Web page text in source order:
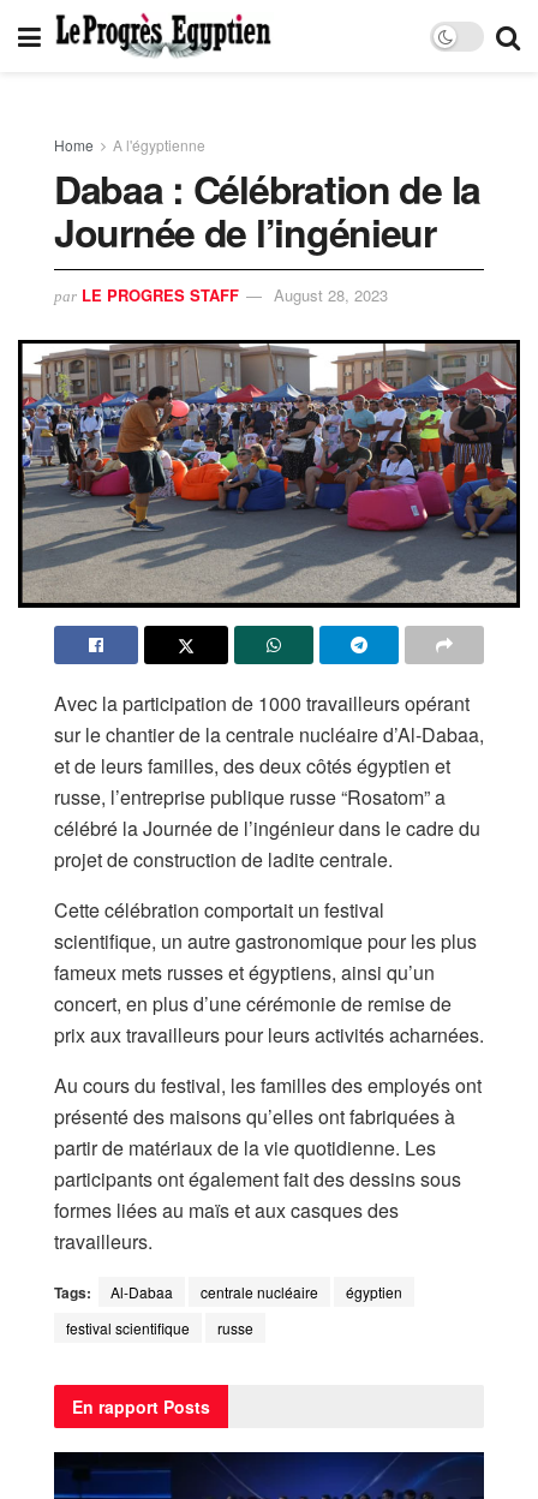
Home A l'égyptienne
Dabaa : Célébration de la
Journée de l’ingénieur
par LE PROGRES STAFF August 28, 2023
Avec la participation de 1000 travailleurs opérant
sur le chantier de la centrale nucléaire d’Al-Dabaa,
et de leurs familles, des deux côtés égyptien et
russe, l’entreprise publique russe “Rosatom” a
célébré la Journée de l’ingénieur dans le cadre du
projet de construction de ladite centrale.
Cette célébration comportait un festival
scientifique, un autre gastronomique pour les plus
fameux mets russes et égyptiens, ainsi qu’un
concert, en plus d’une cérémonie de remise de
prix aux travailleurs pour leurs activités acharnées.
Au cours du festival, les familles des employés ont
présenté des maisons qu’elles ont fabriquées à
partir de matériaux de la vie quotidienne. Les
participants ont également fait des dessins sous
formes liées au maïs et aux casques des
travailleurs.
Tags: Al-Dabaa centrale nucléaire
égyptien
festival scientifique
russe
En rapport Posts